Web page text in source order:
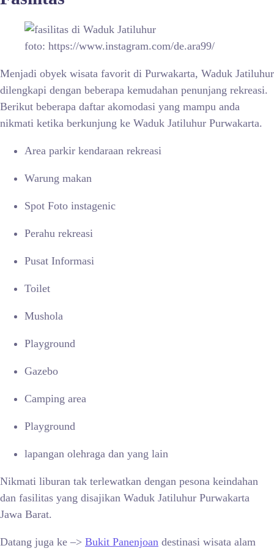
foto: https://www.instagram.com/de.ara99/
Menjadi obyek wisata favorit di Purwakarta, Waduk Jatiluhur
dilengkapi dengan beberapa kemudahan penunjang rekreasi.
Berikut beberapa daftar akomodasi yang mampu anda
nikmati ketika berkunjung ke Waduk Jatiluhur Purwakarta.
Area parkir kendaraan rekreasi
Warung makan
Spot Foto instagenic
Perahu rekreasi
Pusat Informasi
Toilet
Mushola
Playground
Gazebo
Camping area
Playground
lapangan olehraga dan yang lain
Nikmati liburan tak terlewatkan dengan pesona keindahan
dan fasilitas yang disajikan Waduk Jatiluhur Purwakarta
Jawa Barat.
Datang juga ke –> Bukit Panenjoan destinasi wisata alam